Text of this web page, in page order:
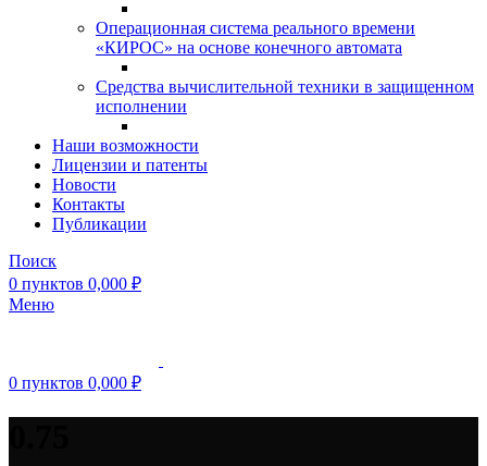
Операционная система реального времени
«КИРОС» на основе конечного автомата
Средства вычислительной техники в защищенном
исполнении
Наши возможности
Лицензии и патенты
Новости
Контакты
Публикации
Поиск
0 пунктов 0,000 ₽
Меню
0 пунктов 0,000 ₽